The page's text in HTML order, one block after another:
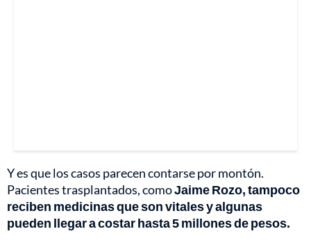
Y es que los casos parecen contarse por montón.
Pacientes trasplantados, comoJaime Rozo, tampoco
reciben medicinas que son vitales y algunas
pueden llegar a costar hasta 5 millones de pesos.